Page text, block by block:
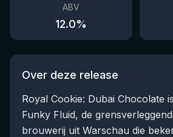
ABV
12.0%
Over deze release
Royal Cookie: Dubai Chocolate
Funky Fluid, de
brouwerij uit Warschau die